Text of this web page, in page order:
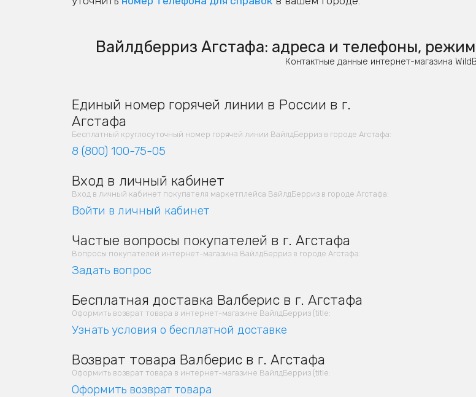
Вайлдберриз Агстафа: адреса и телефоны,
Контактные данные интернет-магазина
Единый номер горячей линии в России в г.
Агстафа
Бесплатный круглосуточный номер горячей линии ВайлдБерриз в городе Агстафа:
8 (800) 100-75-05
Вход в личный кабинет
Вход в личный кабинет покупателя маркетплейса ВайлдБерриз в городе Агстафа:
Войти в личный кабинет
Частые вопросы покупателей в г. Агстафа
Вопросы покупателей интернет-магазина ВайлдБерриз в городе Агстафа:
Задать вопрос
Бесплатная доставка Валберис в г. Агстафа
Оформить возврат товара в интернет-магазине ВайлдБерриз {title:
Узнать условия о бесплатной доставке
Возврат товара Валберис в г. Агстафа
Оформить возврат товара в интернет-магазине ВайлдБерриз {title:
Оформить возврат товара